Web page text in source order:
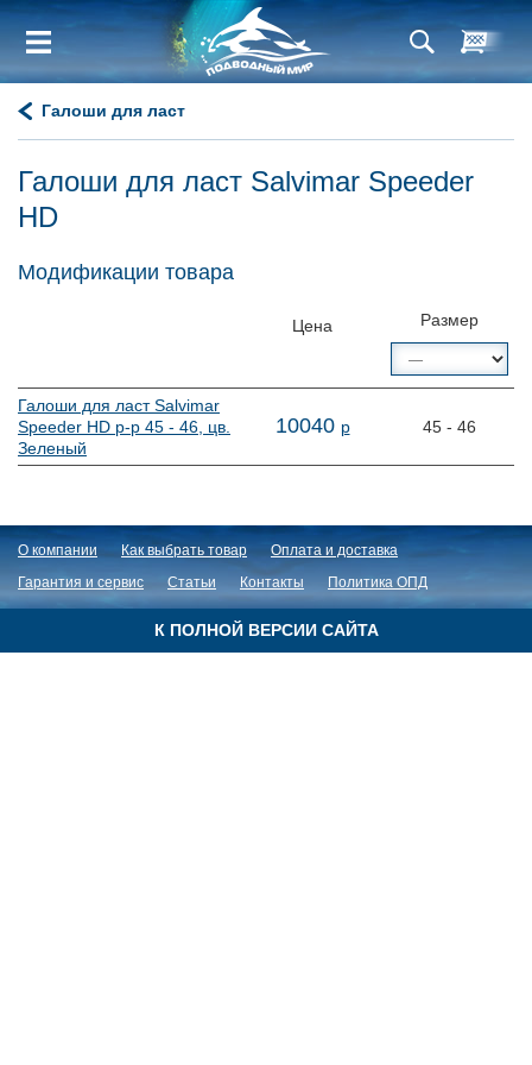
Галоши для ласт
Галоши для ласт Salvimar Speeder
HD
Модификации товара
Цена Размер
Галоши для ласт Salvimar
Speeder HD р-р 45 - 46, цв.
Зеленый
10040 р 45 - 46
О компании Как выбрать товар
Оплата и доставка
Гарантия и сервис
Статьи Контакты Политика ОПД
К ПОЛНОЙ ВЕРСИИ САЙТА